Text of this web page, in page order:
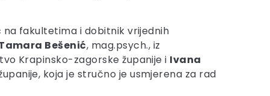
na fakultetima i dobitnik vrijednih
Bešenić, mag.psych., iz
Krapinsko-zagorske županije i Ivana
koja je stručno je usmjerena za rad